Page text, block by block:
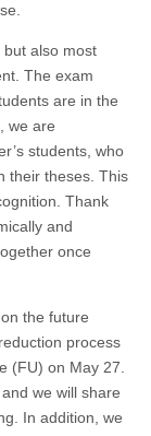
also most
The exam
are in the
we are
students, who
their theses. This
Thank
and
once
the future
process
(FU) on May 27.
we will share
In addition, we